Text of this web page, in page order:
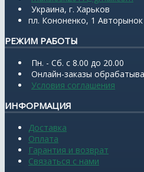
Украина, г. Харьков
пл. Кононенко, 1
РЕЖИМ РАБОТЫ
Пн. - Сб. с 8.00 до 20.00
Онлайн-заказы
Условия соглашения
ИНФОРМАЦИЯ
Доставка
Оплата
Гарантия и возврат
Связаться с нами